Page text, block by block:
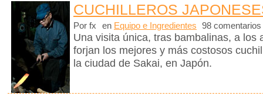
CUCHILLEROS
Por fx en Equipo e Ingredientes 98 comentarios
Una visita única, tras bambalinas, a los
forjan los mejores y más costosos
la ciudad de Sakai, en Japón.